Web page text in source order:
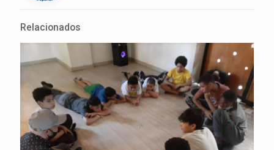
Relacionados